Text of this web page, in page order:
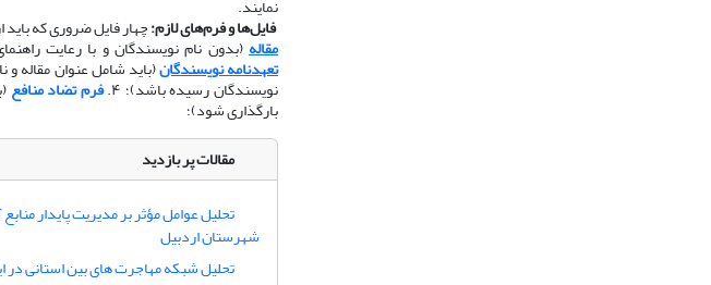
نمایند.
​​​​​​​فایل‌ها و فرم‌های لازم:چهار فایل ضروری که باید
مقاله(بدون نام نویسندگان و با رعایت
تعهدنامه نویسندگان(باید شامل عنوان مقاله و
نویسندگان رسیده باشد)؛ ۴. فرم تضاد منافع
بارگذاری شود)؛
مقالات پر بازدید
تحلیل عوامل مؤثر بر مدیریت پایدار
شهرستان اردبیل
تحلیل شبکه مهاجرت های بین استانی در ایران